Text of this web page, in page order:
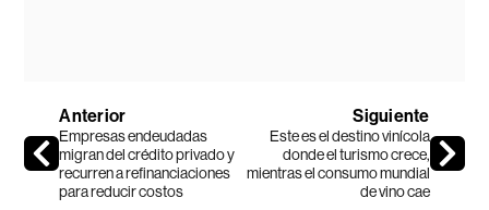
Anterior
Empresas endeudadas
migran del crédito privado y
recurren a refinanciaciones
para reducir costos
Siguiente
Este es el destino vinícola
donde el turismo crece,
mientras el consumo mundial
de vino cae